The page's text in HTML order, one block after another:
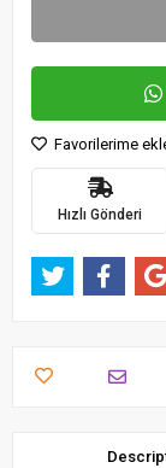
Favorilerime
Hızlı Gönderi